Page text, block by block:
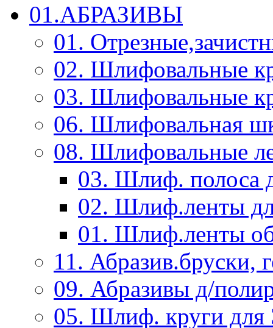
01.АБРАЗИВЫ
01.
02. Шлифовальные
03. Шлифовальные
06. Шлифовальная
08. Шлифовальные
03. Шлиф.
02. Шлиф.ленты
01. Шлиф.ленты
11. Абразив.бруски,
09. Абразивы д/
05. Шлиф. круги